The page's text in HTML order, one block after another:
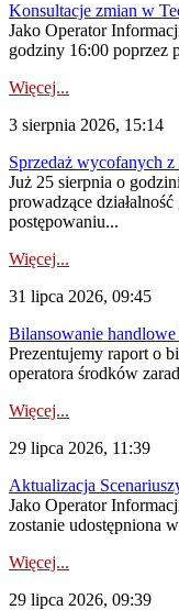
Konsultacje zmian w
Jako Operator
godziny 16:00 poprzez
Więcej...
3 sierpnia 2026, 15:14
Sprzedaż wycofanych
Już 25 sierpnia o
prowadzące
postępowaniu...
Więcej...
31 lipca 2026, 09:45
Bilansowanie
Prezentujemy raport o
operatora środków
Więcej...
29 lipca 2026, 11:39
Aktualizacja
Jako Operator
zostanie udostępniona
Więcej...
29 lipca 2026, 09:39